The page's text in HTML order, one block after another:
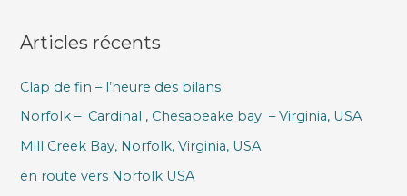
h
r
c
h
e
Articles récents
Clap de fin – l’heure des bilans
Norfolk – Cardinal , Chesapeake bay – Virginia, USA
Mill Creek Bay, Norfolk, Virginia, USA
en route vers Norfolk USA